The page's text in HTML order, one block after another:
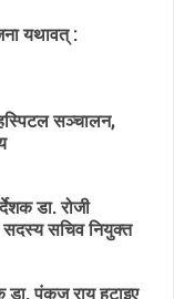
यथावत् :
हस्पिटल सञ्चालन,
डा. रोजी
सदस्य सचिव नियुक्त
डा. पंकज राय हटाइए